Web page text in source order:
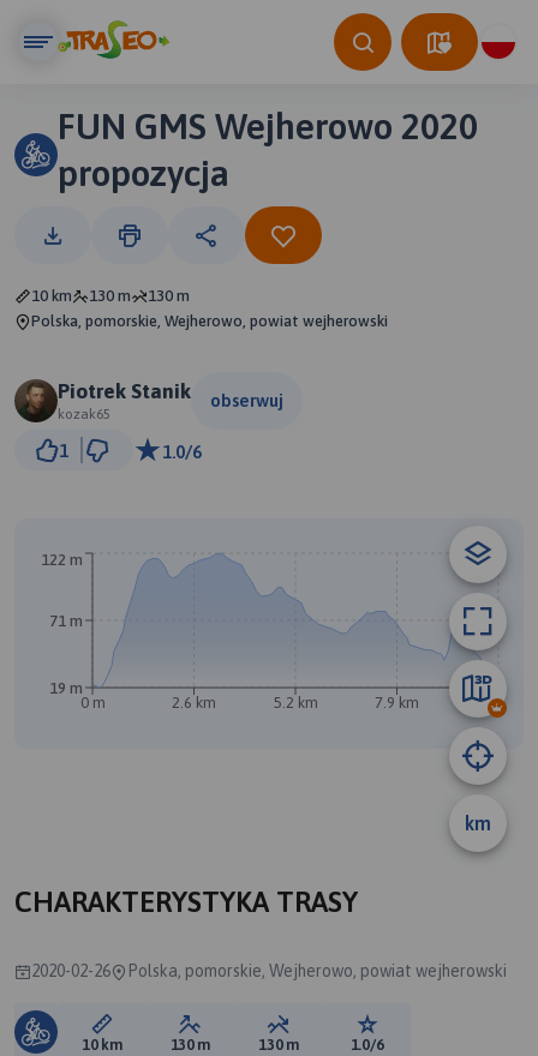
FUN GMS Wejherowo 2020
propozycja
10 km 130 m
130 m
Polska, pomorskie, Wejherowo, powiat wejherowski
Piotrek Stanik
kozak65
obserwuj
1 1.0/6
km
0 m 2.6 km 5.2 km 7.9 km 10 km
19 m
71 m
122 m
CHARAKTERYSTYKA TRASY
2020-02-26 Polska, pomorskie, Wejherowo, powiat wejherowski
Długość trasy:
10 km Suma przewyższeń:
130 m Suma spadków:
130 m Ocena trasy:
1.0/6